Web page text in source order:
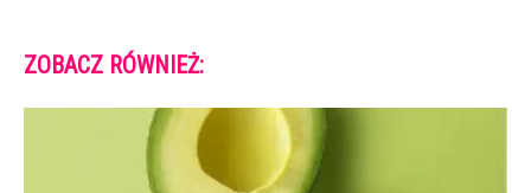
ZOBACZ RÓWNIEŻ: